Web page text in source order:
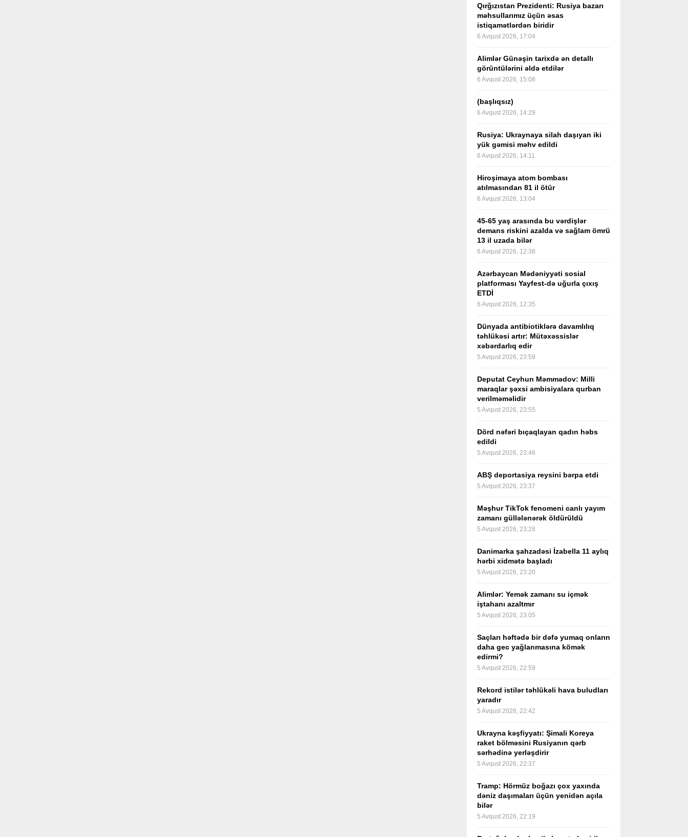
Qırğızıstan Prezidenti: Rusiya bazarı
məhsullarımız üçün əsas
istiqamətlərdən biridir
6 Avqust 2026, 17:04
Alimlər Günəşin tarixdə ən detallı
görüntülərini əldə etdilər
6 Avqust 2026, 15:08
(başlıqsız)
6 Avqust 2026, 14:29
Rusiya: Ukraynaya silah daşıyan iki
yük gəmisi məhv edildi
6 Avqust 2026, 14:11
Hiroşimaya atom bombası
atılmasından 81 il ötür
6 Avqust 2026, 13:04
45-65 yaş arasında bu vərdişlər
demans riskini azalda və sağlam ömrü
13 il uzada bilər
6 Avqust 2026, 12:38
Azərbaycan Mədəniyyəti sosial
platforması Yayfest-də uğurla çıxış
ETDİ
6 Avqust 2026, 12:35
Dünyada antibiotiklərə davamlılıq
təhlükəsi artır: Mütəxəssislər
xəbərdarlıq edir
5 Avqust 2026, 23:59
Deputat Ceyhun Məmmədov: Milli
maraqlar şəxsi ambisiyalara qurban
verilməməlidir
5 Avqust 2026, 23:55
Dörd nəfəri bıçaqlayan qadın həbs
edildi
5 Avqust 2026, 23:46
ABŞ deportasiya reysini bərpa etdi
5 Avqust 2026, 23:37
Məşhur TikTok fenomeni canlı yayım
zamanı güllələnərək öldürüldü
5 Avqust 2026, 23:28
Danimarka şahzadəsi İzabella 11 aylıq
hərbi xidmətə başladı
5 Avqust 2026, 23:20
Alimlər: Yemək zamanı su içmək
iştahanı azaltmır
5 Avqust 2026, 23:05
Saçları həftədə bir dəfə yumaq onların
daha gec yağlanmasına kömək
edirmi?
5 Avqust 2026, 22:59
Rekord istilər təhlükəli hava buludları
yaradır
5 Avqust 2026, 22:42
Ukrayna kəşfiyyatı: Şimali Koreya
raket bölməsini Rusiyanın qərb
sərhədinə yerləşdirir
5 Avqust 2026, 22:37
Tramp: Hörmüz boğazı çox yaxında
dəniz daşımaları üçün yenidən açıla
bilər
5 Avqust 2026, 22:19